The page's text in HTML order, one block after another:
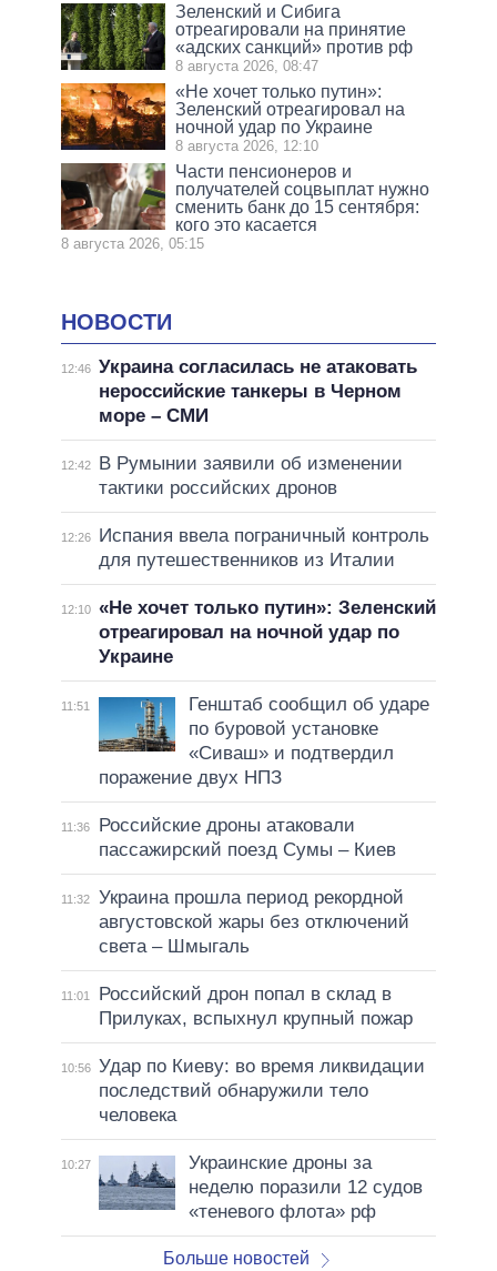
Зеленский и Сибига
отреагировали на принятие
«адских санкций» против рф
8 августа 2026, 08:47
«Не хочет только путин»:
Зеленский отреагировал на
ночной удар по Украине
8 августа 2026, 12:10
Части пенсионеров и
получателей соцвыплат нужно
сменить банк до 15 сентября:
кого это касается
8 августа 2026, 05:15
НОВОСТИ
12:46 Украина согласилась не атаковать
нероссийские танкеры в Черном
море – СМИ
12:42
В Румынии заявили об изменении
тактики российских дронов
12:26
Испания ввела пограничный контроль
для путешественников из Италии
12:10 «Не хочет только путин»: Зеленский
отреагировал на ночной удар по
Украине
11:51
Генштаб сообщил об ударе
по буровой установке
«Сиваш» и подтвердил
поражение двух НПЗ
11:36
Российские дроны атаковали
пассажирский поезд Сумы – Киев
11:32
Украина прошла период рекордной
августовской жары без отключений
света – Шмыгаль
11:01
Российский дрон попал в склад в
Прилуках, вспыхнул крупный пожар
10:56 Удар по Киеву: во время ликвидации
последствий обнаружили тело
человека
10:27
Украинские дроны за
неделю поразили 12 судов
«теневого флота» рф
Больше новостей